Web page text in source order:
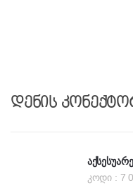
დენის
კოდი : 7